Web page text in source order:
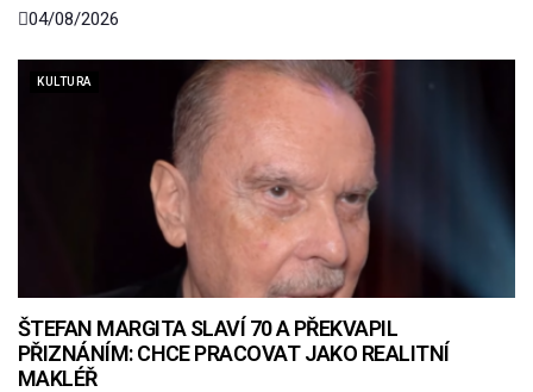
04/08/2026
KULTURA
ŠTEFAN MARGITA SLAVÍ 70 A PŘEKVAPIL
PŘIZNÁNÍM: CHCE PRACOVAT JAKO REALITNÍ
MAKLÉŘ